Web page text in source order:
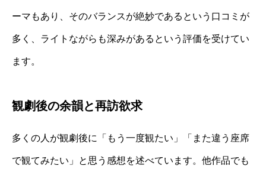
ーマもあり、そのバランスが絶妙であるという口コミが
多く、ライトながらも深みがあるという評価を受けてい
ます。
観劇後の余韻と再訪欲求
多くの人が観劇後に「もう一度観たい」「また違う座席
で観てみたい」と思う感想を述べています。他作品でも